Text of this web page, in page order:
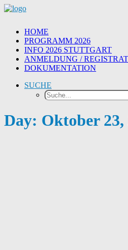
HOME
PROGRAMM 2026
INFO 2026 STUTTGART
ANMELDUNG /
DOKUMENTATION
SUCHE
Day: Oktober 23,